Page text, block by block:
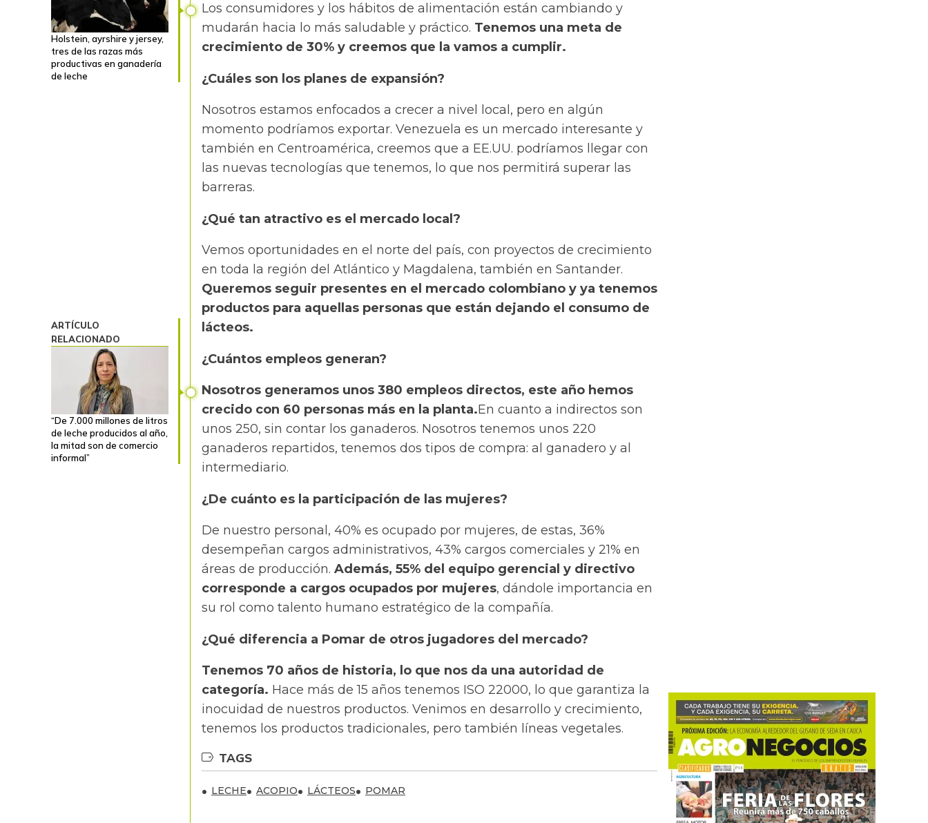
Holstein, ayrshire y jersey,
tres de las razas más
productivas en ganadería
de leche
Los consumidores y los hábitos de alimentación están cambiando y
mudarán hacia lo más saludable y práctico. Tenemos una meta de
crecimiento de 30% y creemos que la vamos a cumplir.
¿Cuáles son los planes de expansión?
Nosotros estamos enfocados a crecer a nivel local, pero en algún
momento podríamos exportar. Venezuela es un mercado interesante y
también en Centroamérica, creemos que a EE.UU. podríamos llegar con
las nuevas tecnologías que tenemos, lo que nos permitirá superar las
barreras.
¿Qué tan atractivo es el mercado local?
Vemos oportunidades en el norte del país, con proyectos de crecimiento
en toda la región del Atlántico y Magdalena, también en Santander.
Queremos seguir presentes en el mercado colombiano y ya tenemos
productos para aquellas personas que están dejando el consumo de
lácteos.
¿Cuántos empleos generan?
ARTÍCULO
RELACIONADO
“De 7.000 millones de litros
de leche producidos al año,
la mitad son de comercio
informal”
Nosotros generamos unos 380 empleos directos, este año hemos
crecido con 60 personas más en la planta.En cuanto a indirectos son
unos 250, sin contar los ganaderos. Nosotros tenemos unos 220
ganaderos repartidos, tenemos dos tipos de compra: al ganadero y al
intermediario.
¿De cuánto es la participación de las mujeres?
De nuestro personal, 40% es ocupado por mujeres, de estas, 36%
desempeñan cargos administrativos, 43% cargos comerciales y 21% en
áreas de producción. Además, 55% del equipo gerencial y directivo
corresponde a cargos ocupados por mujeres, dándole importancia en
su rol como talento humano estratégico de la compañía.
¿Qué diferencia a Pomar de otros jugadores del mercado?
Tenemos 70 años de historia, lo que nos da una autoridad de
categoría. Hace más de 15 años tenemos ISO 22000, lo que garantiza la
inocuidad de nuestros productos. Venimos en desarrollo y crecimiento,
tenemos los productos tradicionales, pero también líneas vegetales.
TAGS
LECHE ACOPIO LÁCTEOS POMAR